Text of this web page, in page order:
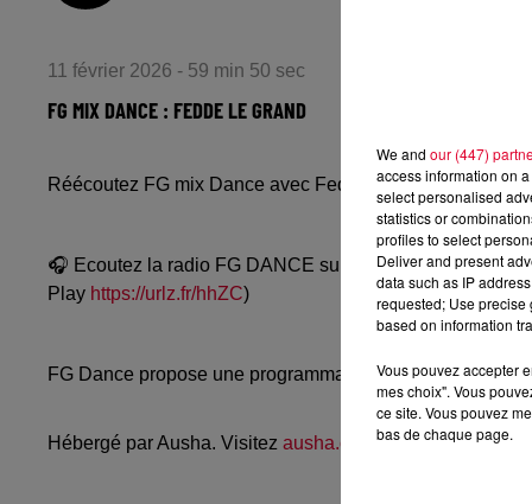
11 février 2026 - 59 min 50 sec
FG MIX DANCE : FEDDE LE GRAND
Réécoutez FG mix Dance avec Fedde Le Grand du
🎧 Ecoutez la radio FG DANCE sur
www.radiofg.com/fg-
Play https://urlz.fr/hhZC)
FG Dance propose une programmation dance, EDM,
Hébergé par Ausha. Visitez ausha.co/politique-de-
We and our (447)
access information on
select personalised
statistics or
profiles to select
Deliver and present
data such as IP
requested; Use precise
based on information
Vous pouvez accepter
mes choix". Vous
ce site. Vous pouvez
bas de chaque page.